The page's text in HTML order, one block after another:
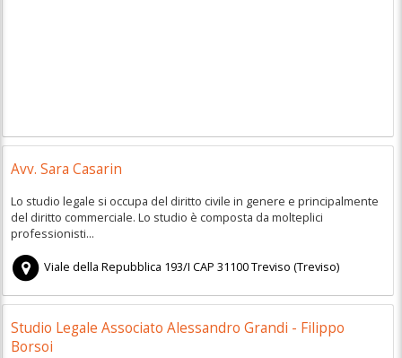
Avv. Sara Casarin
Lo studio legale si occupa del diritto civile in genere e principalmente
del diritto commerciale. Lo studio è composta da molteplici
professionisti...
Viale della Repubblica 193/I CAP31100Treviso (Treviso)
Studio Legale Associato Alessandro Grandi - Filippo
Borsoi